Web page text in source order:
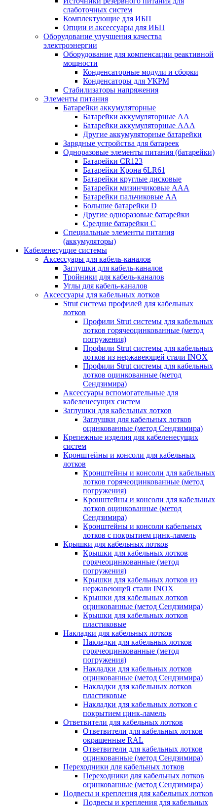
слаботочных систем
Комплектующие для ИБП
Опции и аксессуары для ИБП
Оборудование улучшения качества
электроэнергии
Оборудование для компенсации реактивной
мощности
Конденсаторные модули и сборки
Конденсаторы для УКРМ
Стабилизаторы напряжения
Элементы питания
Батарейки аккумуляторные
Батарейки аккумуляторные АА
Батарейки аккумуляторные ААА
Другие аккумуляторные батарейки
Зарядные устройства для батареек
Одноразовые элементы питания (батарейки)
Батарейки CR123
Батарейки Крона 6LR61
Батарейки круглые дисковые
Батарейки мизинчиковые ААА
Батарейки пальчиковые АА
Большие батарейки D
Другие одноразовые батарейки
Средние батарейки C
Специальные элементы питания
(аккумуляторы)
Кабеленесущие системы
Аксессуары для кабель-каналов
Заглушки для кабель-каналов
Тройники для кабель-каналов
Углы для кабель-каналов
Аксессуары для кабельных лотков
Strut система профилей для кабельных
лотков
Профили Strut системы для кабельных
лотков горячеоцинкованные (метод
погружения)
Профили Strut системы для кабельных
лотков из нержавеющей стали INOX
Профили Strut системы для кабельных
лотков оцинкованные (метод
Сендзимира)
Аксессуары вспомогательные для
кабеленесущих систем
Заглушки для кабельных лотков
Заглушки для кабельных лотков
оцинкованные (метод Сендзимира)
Крепежные изделия для кабеленесущих
систем
Кронштейны и консоли для кабельных
лотков
Кронштейны и консоли для кабельных
лотков горячеоцинкованные (метод
погружения)
Кронштейны и консоли для кабельных
лотков оцинкованные (метод
Сендзимира)
Кронштейны и консоли кабельных
лотков с покрытием цинк-ламель
Крышки для кабельных лотков
Крышки для кабельных лотков
горячеоцинкованные (метод
погружения)
Крышки для кабельных лотков из
нержавеющей стали INOX
Крышки для кабельных лотков
оцинкованные (метод Сендзимира)
Крышки для кабельных лотков
пластиковые
Накладки для кабельных лотков
Накладки для кабельных лотков
горячеоцинкованные (метод
погружения)
Накладки для кабельных лотков
оцинкованные (метод Сендзимира)
Накладки для кабельных лотков
пластиковые
Накладки для кабельных лотков с
покрытием цинк-ламель
Ответвители для кабельных лотков
Ответвители для кабельных лотков
окрашенные RAL
Ответвители для кабельных лотков
оцинкованные (метод Сендзимира)
Переходники для кабельных лотков
Переходники для кабельных лотков
оцинкованные (метод Сендзимира)
Подвесы и крепления для кабельных лотков
Подвесы и крепления для кабельных